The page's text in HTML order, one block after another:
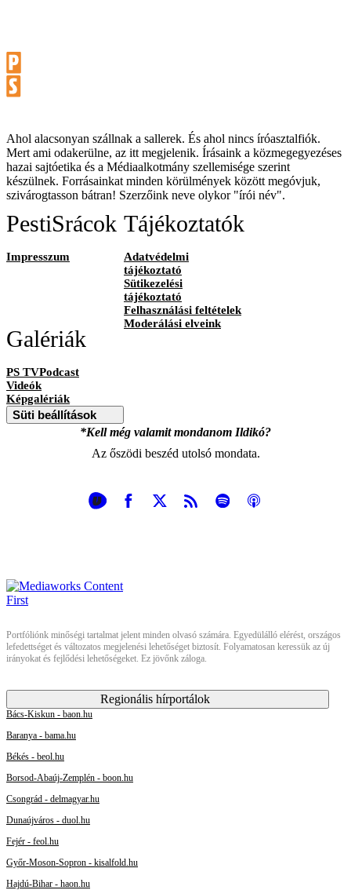
Ahol alacsonyan szállnak a sallerek. És ahol nincs íróasztalfiók.
Mert ami odakerülne, az itt megjelenik. Írásaink a közmegegyezéses
hazai sajtóetika és a Médiaalkotmány szellemisége szerint
készülnek. Forrásainkat minden körülmények között megóvjuk,
szivárogtasson bátran! Szerzőink neve olykor "írói név".
PestiSrácok
Impresszum
Tájékoztatók
Adatvédelmi
tájékoztató
Sütikezelési
tájékoztató
Felhasználási feltételek
Moderálási elveink
Galériák
PS TVPodcast
Videók
Képgalériák
Süti beállítások
*Kell még valamit mondanom Ildikó?
Az őszödi beszéd utolsó mondata.
Portfóliónk minőségi tartalmat jelent minden olvasó számára. Egyedülálló elérést, országos
lefedettséget és változatos megjelenési lehetőséget biztosít. Folyamatosan keressük az új
irányokat és fejlődési lehetőségeket. Ez jövőnk záloga.
Regionális hírportálok
Bács-Kiskun - baon.hu
Baranya - bama.hu
Békés - beol.hu
Borsod-Abaúj-Zemplén - boon.hu
Csongrád - delmagyar.hu
Dunaújváros - duol.hu
Fejér - feol.hu
Győr-Moson-Sopron - kisalfold.hu
Hajdú-Bihar - haon.hu